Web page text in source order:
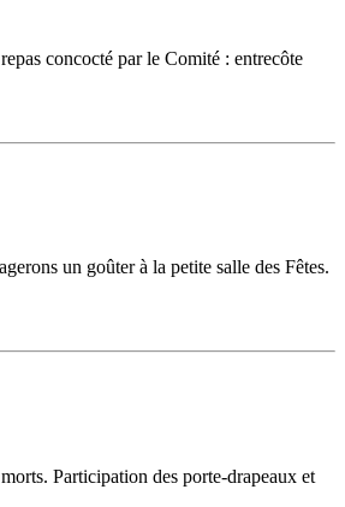
concocté par le Comité : entrecôte
un goûter à la petite salle des Fêtes.
Participation des porte-drapeaux et